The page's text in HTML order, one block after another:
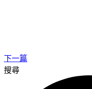
下一篇
搜尋